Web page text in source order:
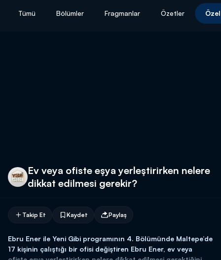
Tümü Bölümler Fragmanlar Özetler
Ev veya ofiste eşya yerleştirirken nelere
dikkat edilmesi gerekir?
Takip Et Kaydet Paylaş
Ebru Ener ile Yeni Gibi programının 4. Bölümünde Maltepe’de
17 kişinin çalıştığı bir ofisi değiştiren Ebru Ener, ev veya